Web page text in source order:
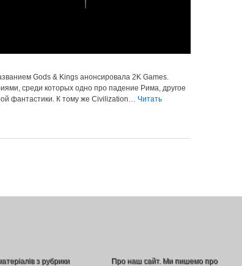
Gods & Kings анонсировала 2K Games.
среди которых одно про падение Рима, другое
фантастики. К тому же Civilization… Читать
з рубрики
Про наш сайт. Ми пишемо про